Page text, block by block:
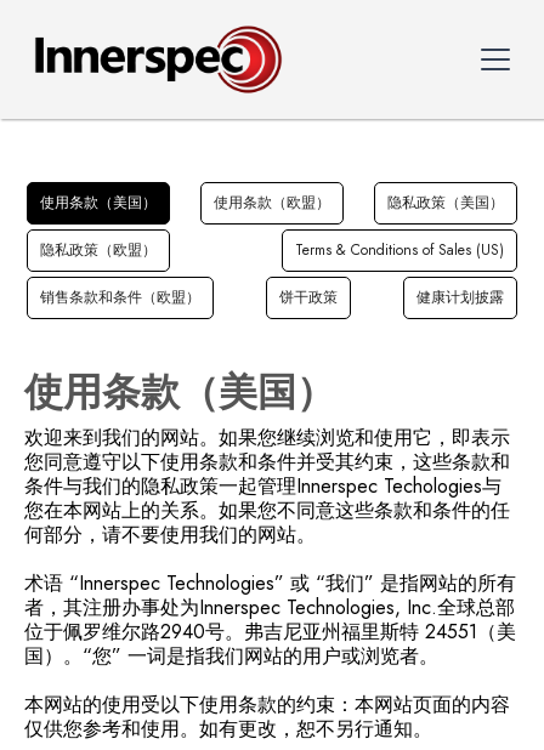
使用条款（美国） 使用条款（欧盟） 隐私政策（美国）
隐私政策（欧盟） Terms & Conditions of Sales (US)
销售条款和条件（欧盟） 饼干政策 健康计划披露
使用条款（美国）
欢迎来到我们的网站。如果您继续浏览和使用它，即表示
您同意遵守以下使用条款和条件并受其约束，这些条款和
条件与我们的隐私政策一起管理Innerspec Techologies与
您在本网站上的关系。如果您不同意这些条款和条件的任
何部分，请不要使用我们的网站。
术语 “Innerspec Technologies” 或 “我们” 是指网站的所有
者，其注册办事处为Innerspec Technologies, Inc.全球总部
位于佩罗维尔路2940号。弗吉尼亚州福里斯特 24551（美
国）。“您” 一词是指我们网站的用户或浏览者。
本网站的使用受以下使用条款的约束：本网站页面的内容
仅供您参考和使用。如有更改，恕不另行通知。